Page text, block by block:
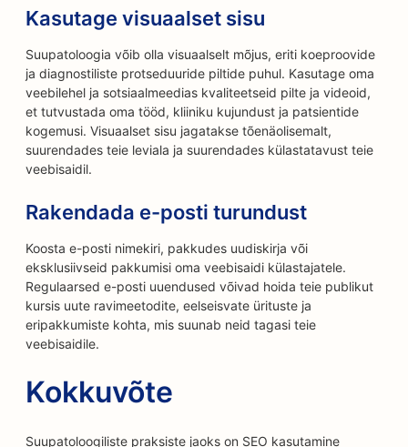
Kasutage visuaalset sisu
Suupatoloogia võib olla visuaalselt mõjus, eriti koeproovide
ja diagnostiliste protseduuride piltide puhul. Kasutage oma
veebilehel ja sotsiaalmeedias kvaliteetseid pilte ja videoid,
et tutvustada oma tööd, kliiniku kujundust ja patsientide
kogemusi. Visuaalset sisu jagatakse tõenäolisemalt,
suurendades teie leviala ja suurendades külastatavust teie
veebisaidil.
Rakendada e-posti turundust
Koosta e-posti nimekiri, pakkudes uudiskirja või
eksklusiivseid pakkumisi oma veebisaidi külastajatele.
Regulaarsed e-posti uuendused võivad hoida teie publikut
kursis uute ravimeetodite, eelseisvate ürituste ja
eripakkumiste kohta, mis suunab neid tagasi teie
veebisaidile.
Kokkuvõte
Suupatoloogiliste praksiste jaoks on SEO kasutamine